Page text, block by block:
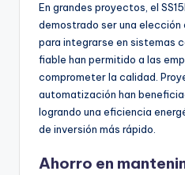
En grandes proyectos, el
demostrado ser una
para integrarse en sistemas
fiable han permitido a las
comprometer la calidad.
automatización han
logrando una eficiencia
de inversión más rápido.
Ahorro en